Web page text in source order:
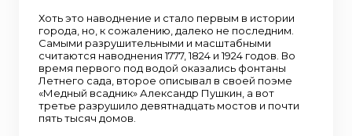
Хоть это наводнение и стало первым в истории
города, но, к сожалению, далеко не последним.
Самыми разрушительными и масштабными
считаются наводнения 1777, 1824 и 1924 годов. Во
время первого под водой оказались фонтаны
Летнего сада, второе описывал в своей поэме
«Медный всадник» Александр Пушкин, а вот
третье разрушило девятнадцать мостов и почти
пять тысяч домов.